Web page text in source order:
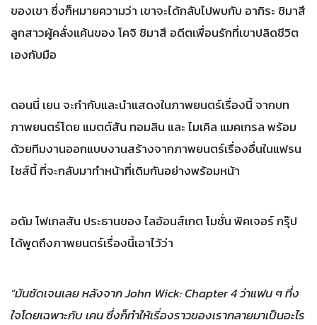
ของเขา ซึ่งก็หมายความว่า เขาจะได้กลับไปพบกับ อากิระ ชิมาสึ
ลูกสาวผู้คลั่งแค้นของ โคจิ ชิมาสึ อดีตเพื่อนรักที่เขาปลิดชีวิต
เองกับมือ
ดอนนี่ เยน จะกำกับและนำแสดงในภาพยนตร์เรื่องนี้ จากบท
ภาพยนตร์โดย แมตต์สัน ทอมลิน และ ไมเคิล แมคเกรล พร้อม
ด้วยทีมงานออกแบบงานสร้างจากภาพยนตร์เรื่องอื่นในแฟรน
ไชส์นี้ ที่จะกลับมาทำหน้าที่เดิมกันอย่างพร้อมหน้า
อดัม โฟเกลสัน ประธานของ ไลอ้อนส์เกต โมชั่น พิคเจอร์ กรุ๊ป
ได้พูดถึงภาพยนตร์เรื่องนี้เอาไว้ว่า
“มันชัดเจนเลย หลังจาก John Wick: Chapter 4 ว่าแฟน ๆ ทึ่ง
ใจโดยเฉพาะกับ เคน ซึ่งก็ทำให้เรื่องราวของเรากลายมาเป็นอะไร